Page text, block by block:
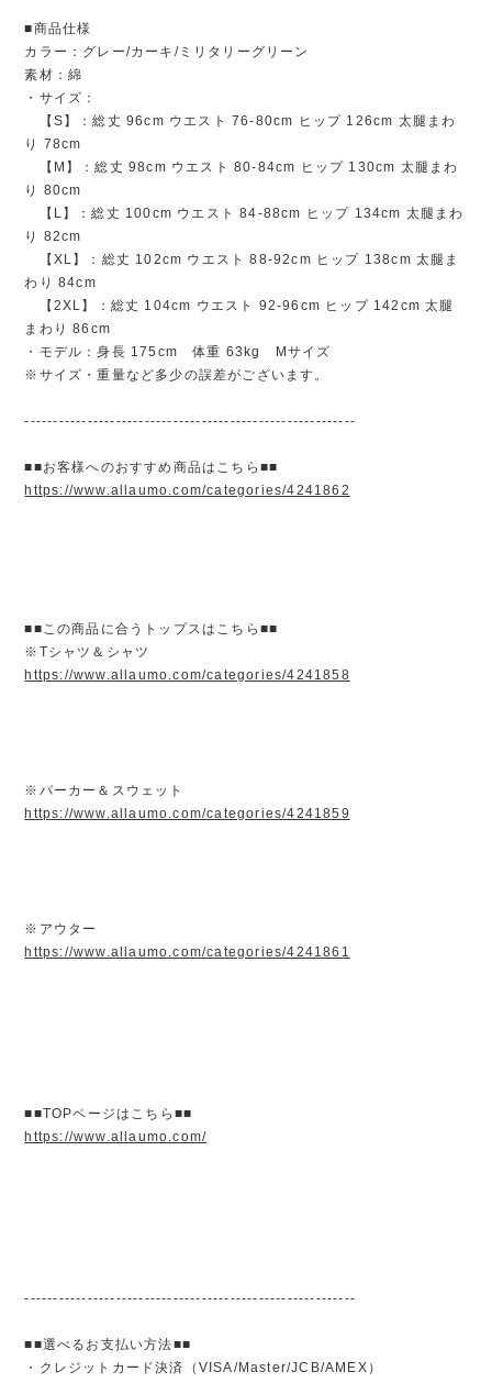
■商品仕様
カラー：グレー/カーキ/ミリタリーグリーン
素材：綿
・サイズ：
【S】：総丈 96cm ウエスト 76-80cm ヒップ 126cm 太腿まわ
り 78cm
【M】：総丈 98cm ウエスト 80-84cm ヒップ 130cm 太腿まわ
り 80cm
【L】：総丈 100cm ウエスト 84-88cm ヒップ 134cm 太腿まわ
り 82cm
【XL】：総丈 102cm ウエスト 88-92cm ヒップ 138cm 太腿ま
わり 84cm
【2XL】：総丈 104cm ウエスト 92-96cm ヒップ 142cm 太腿
まわり 86cm
・モデル：身長 175cm 体重 63kg Mサイズ
※サイズ・重量など多少の誤差がございます。
----------------------------------------------------------
■■お客様へのおすすめ商品はこちら■■
https://www.allaumo.com/categories/4241862
■■この商品に合うトップスはこちら■■
※Tシャツ＆シャツ
https://www.allaumo.com/categories/4241858
※パーカー＆スウェット
https://www.allaumo.com/categories/4241859
※アウター
https://www.allaumo.com/categories/4241861
■■TOPページはこちら■■
https://www.allaumo.com/
----------------------------------------------------------
■■選べるお支払い方法■■
・クレジットカード決済（VISA/Master/JCB/AMEX）